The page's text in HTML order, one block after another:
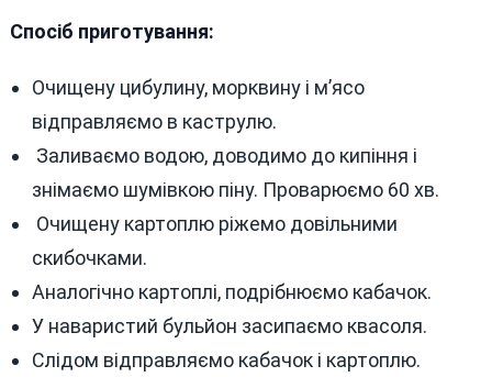
Спосіб приготування:
Очищену цибулину, морквину і м’ясо
відправляємо в каструлю.
Заливаємо водою, доводимо до кипіння і
знімаємо шумівкою піну. Проварюємо 60 хв.
Очищену картоплю ріжемо довільними
скибочками.
Аналогічно картоплі, подрібнюємо кабачок.
У наваристий бульйон засипаємо квасоля.
Слідом відправляємо кабачок і картоплю.